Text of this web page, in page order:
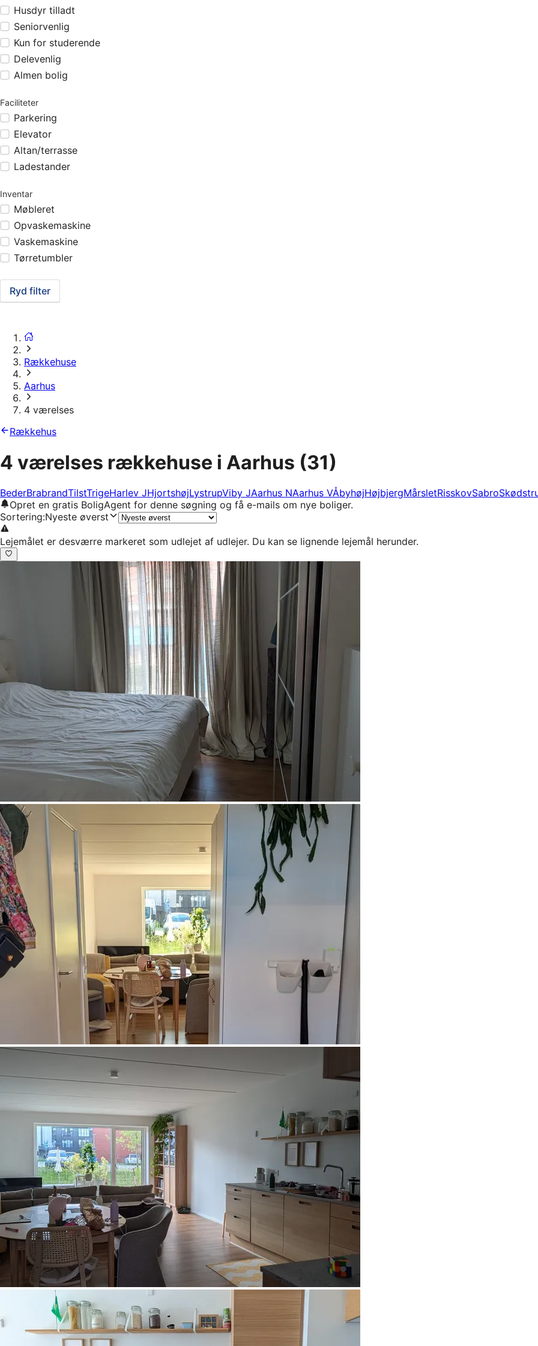
Husdyr tilladt
Seniorvenlig
Kun for studerende
Delevenlig
Almen bolig
Faciliteter
Parkering
Elevator
Altan/terrasse
Ladestander
Inventar
Møbleret
Opvaskemaskine
Vaskemaskine
Tørretumbler
Ryd filter
Rækkehuse
Aarhus
4 værelses
Rækkehus
4 værelses rækkehuse i Aarhus (31)
BederBrabrandTilstTrigeHarlev JHjortshøjLystrupViby JAarhus NAarhus VÅbyhøjHøjbjergMårsletRisskovSabro
Opret en gratis BoligAgent for denne søgning og få e-mails om nye boliger.
Sortering:Nyeste øverst
Lejemålet er desværre markeret som udlejet af udlejer. Du kan se lignende lejemål herunder.